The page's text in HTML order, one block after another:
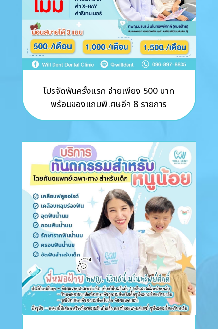
โปรจัดฟันครั้งแรก จ่ายเพียง 500 บาท
พร้อมของแถมพิเศษอีก 8 รายการ